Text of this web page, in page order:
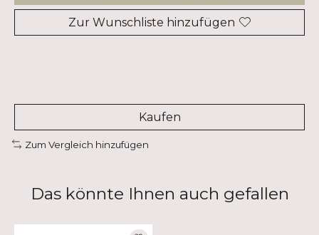
Zur Wunschliste hinzufügen
Kaufen
Zum Vergleich hinzufügen
Das könnte Ihnen auch gefallen
Produkt-Karussell-Artikel